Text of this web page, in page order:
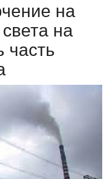
на
на
часть